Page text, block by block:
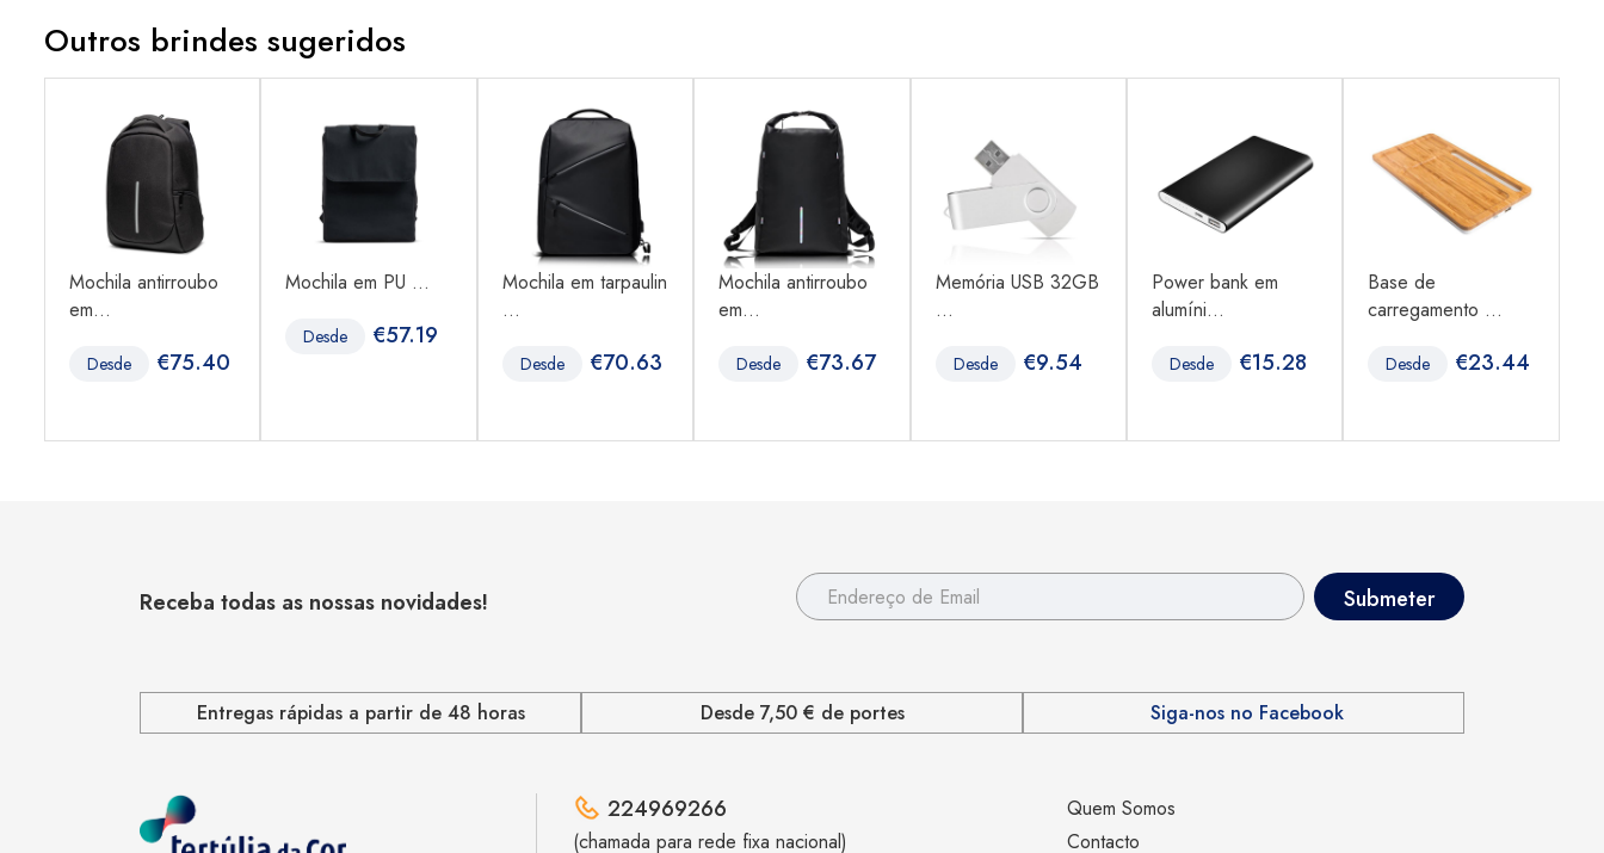
Outros brindes sugeridos
Mochila antirroubo
em...
Desde €75.40
Mochila em PU ...
Desde €57.19
Mochila em tarpaulin
...
Desde €70.63
Mochila antirroubo
em...
Desde €73.67
Memória USB 32GB
...
Desde €9.54
Power bank em
alumíni...
Desde €15.28
Base de
carregamento ...
Desde €23.44
Receba todas as nossas novidades!
Entregas rápidas a partir de 48 horas Desde 7,50 € de portes Siga-nos no Facebook
224969266
(chamada para rede fixa nacional)
Quem Somos
Contacto